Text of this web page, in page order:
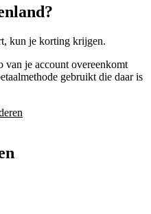
kun je korting krijgen.
van je account overeenkomt
gebruikt die daar is